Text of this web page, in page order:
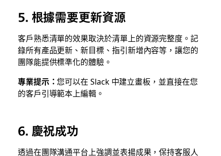
5. 根據需要更新資源
客戶熟悉清單的效果取決於清單上的資源完整度。記
錄所有產品更新、新目標、指引新增內容等，讓您的
團隊能提供標準化的體驗。
專業提示：您可以在 Slack 中建立畫板，並直接在您
的客戶引導範本上編輯。
6. 慶祝成功
透過在團隊溝通平台上強調並表揚成果，保持客服人